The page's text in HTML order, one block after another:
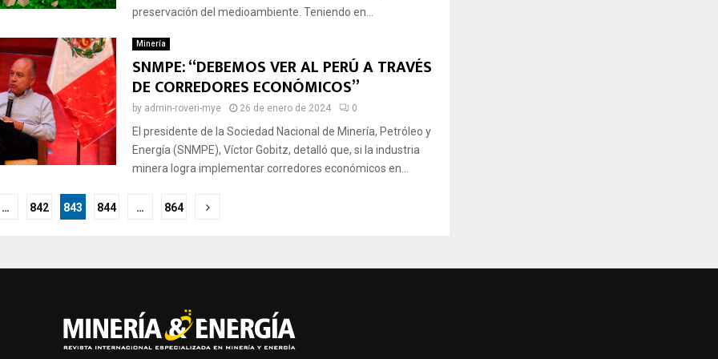
preservación del medioambiente. Teniendo en...
Minería
SNMPE: “DEBEMOS VER AL PERÚ A TRAVÉS
DE CORREDORES ECONÓMICOS”
by admin-roveri-mye 26 de enero de 2024 0
El presidente de la Sociedad Nacional de Minería, Petróleo y
Energía (SNMPE), Víctor Gobitz, detalló que, si la industria
minera logra implementar corredores económicos en...
… 842 843 844 … 864